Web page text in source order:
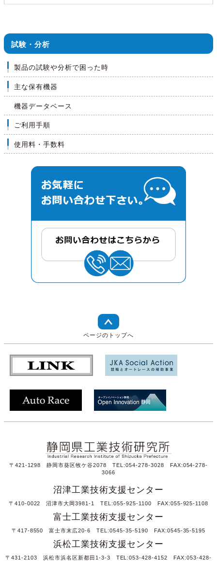
試験・分析
製品の試験や分析で困った時
主な保有機器
機器データベース
ご利用手順
使用料・手数料
ページのトップへ
〒421-1298 静岡市葵区牧ケ谷2078 TEL:054-278-3028 FAX:054-278-
3066
沼津工業技術支援センター
〒410-0022 沼津市大岡3981-1 TEL:055-925-1100 FAX:055-925-1108
富士工業技術支援センター
〒417-8550 富士市末広20-6 TEL:0545-35-5190 FAX:0545-35-5195
浜松工業技術支援センター
〒431-2103 浜松市浜名区新都田1-3-3 TEL:053-428-4152 FAX:053-428-